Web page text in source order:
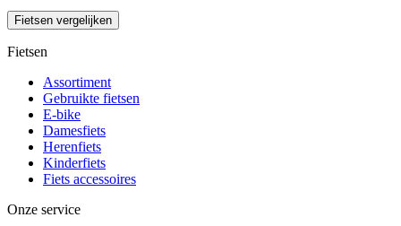
Fietsen vergelijken
Fietsen
Assortiment
Gebruikte fietsen
E-bike
Damesfiets
Herenfiets
Kinderfiets
Fiets accessoires
Onze service